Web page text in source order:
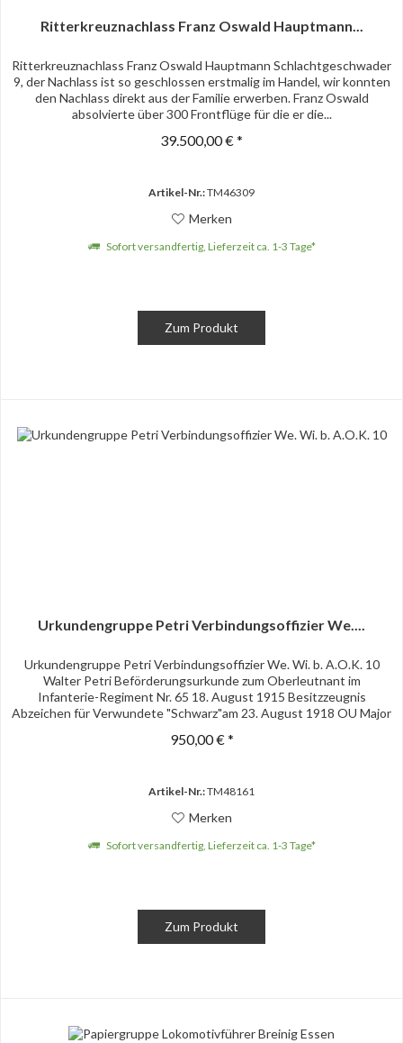
Ritterkreuznachlass Franz Oswald Hauptmann...
Ritterkreuznachlass Franz Oswald Hauptmann Schlachtgeschwader
9, der Nachlass ist so geschlossen erstmalig im Handel, wir konnten
den Nachlass direkt aus der Familie erwerben. Franz Oswald
absolvierte über 300 Frontflüge für die er die...
39.500,00 € *
Artikel-Nr.:TM46309
Merken
Sofort versandfertig, Lieferzeit ca. 1-3 Tage*
Zum Produkt
Urkundengruppe Petri Verbindungsoffizier We....
Urkundengruppe Petri Verbindungsoffizier We. Wi. b. A.O.K. 10
Walter Petri Beförderungsurkunde zum Oberleutnant im
Infanterie-Regiment Nr. 65 18. August 1915 Besitzzeugnis
Abzeichen für Verwundete "Schwarz"am 23. August 1918 OU Major
950,00 € *
Artikel-Nr.:TM48161
Merken
Sofort versandfertig, Lieferzeit ca. 1-3 Tage*
Zum Produkt